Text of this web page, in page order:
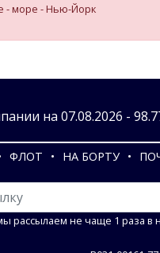
- море - Нью-Йорк
на 07.08.2026 -
ФЛОТ НА БОРТУ
рассылаем не чаще 1 раза